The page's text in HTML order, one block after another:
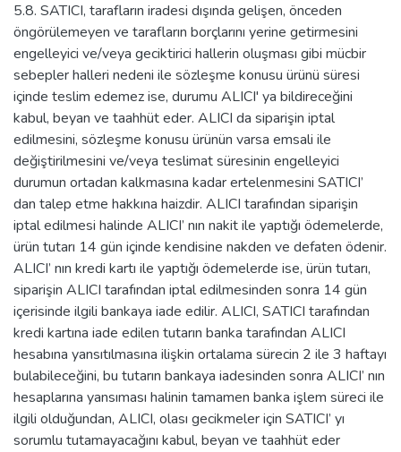
5.8. SATICI, tarafların iradesi dışında gelişen, önceden
öngörülemeyen ve tarafların borçlarını yerine getirmesini
engelleyici ve/veya geciktirici hallerin oluşması gibi mücbir
sebepler halleri nedeni ile sözleşme konusu ürünü süresi
içinde teslim edemez ise, durumu ALICI' ya bildireceğini
kabul, beyan ve taahhüt eder. ALICI da siparişin iptal
edilmesini, sözleşme konusu ürünün varsa emsali ile
değiştirilmesini ve/veya teslimat süresinin engelleyici
durumun ortadan kalkmasına kadar ertelenmesini SATICI’
dan talep etme hakkına haizdir. ALICI tarafından siparişin
iptal edilmesi halinde ALICI’ nın nakit ile yaptığı ödemelerde,
ürün tutarı 14 gün içinde kendisine nakden ve defaten ödenir.
ALICI’ nın kredi kartı ile yaptığı ödemelerde ise, ürün tutarı,
siparişin ALICI tarafından iptal edilmesinden sonra 14 gün
içerisinde ilgili bankaya iade edilir. ALICI, SATICI tarafından
kredi kartına iade edilen tutarın banka tarafından ALICI
hesabına yansıtılmasına ilişkin ortalama sürecin 2 ile 3 haftayı
bulabileceğini, bu tutarın bankaya iadesinden sonra ALICI’ nın
hesaplarına yansıması halinin tamamen banka işlem süreci ile
ilgili olduğundan, ALICI, olası gecikmeler için SATICI’ yı
sorumlu tutamayacağını kabul, beyan ve taahhüt eder